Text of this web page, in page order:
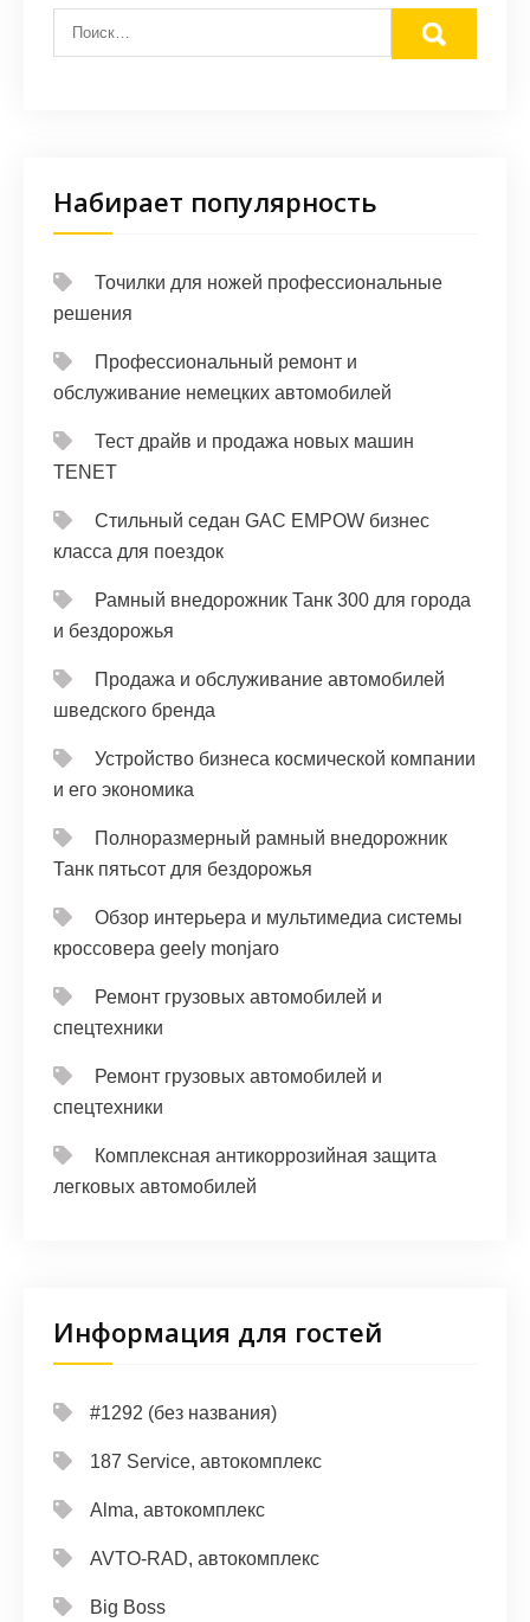
Набирает популярность
Точилки для ножей профессиональные
решения
Профессиональный ремонт и
обслуживание немецких автомобилей
Тест драйв и продажа новых машин
TENET
Стильный седан GAC EMPOW бизнес
класса для поездок
Рамный внедорожник Танк 300 для города
и бездорожья
Продажа и обслуживание автомобилей
шведского бренда
Устройство бизнеса космической компании
и его экономика
Полноразмерный рамный внедорожник
Танк пятьсот для бездорожья
Обзор интерьера и мультимедиа системы
кроссовера geely monjaro
Ремонт грузовых автомобилей и
спецтехники
Ремонт грузовых автомобилей и
спецтехники
Комплексная антикоррозийная защита
легковых автомобилей
Информация для гостей
#1292 (без названия)
187 Service, автокомплекс
Alma, автокомплекс
AVTO-RAD, автокомплекс
Big Boss